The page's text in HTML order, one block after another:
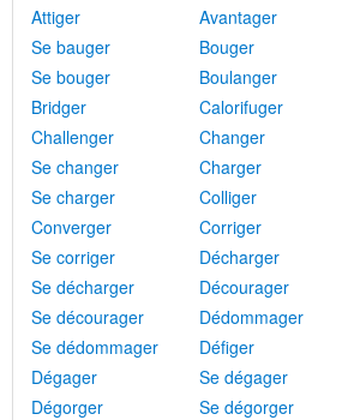
Attiger
Avantager
Se bauger
Bouger
Se bouger
Boulanger
Bridger
Calorifuger
Challenger
Changer
Se changer
Charger
Se charger
Colliger
Converger
Corriger
Se corriger
Décharger
Se décharger
Décourager
Se décourager
Dédommager
Se dédommager
Défiger
Dégager
Se dégager
Dégorger
Se dégorger